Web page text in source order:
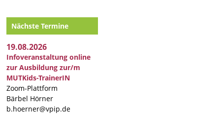
Nächste Termine
19.08.2026
Infoveranstaltung online
zur Ausbildung zur/m
MUTKids-TrainerIN
Zoom-Plattform
Bärbel Hörner
b.hoerner@vpip.de